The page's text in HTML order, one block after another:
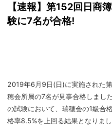
【速報】第152回日商
験に7名が合格!
2019年6月9日(日)に実施された
穂会所属の7名が見事合格しまし
の試験において、瑞穂会の1級合
格率8.5%を上回る結果となりま